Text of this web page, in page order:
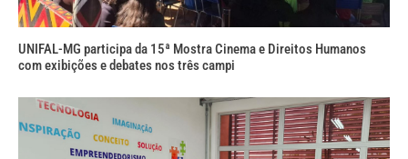
UNIFAL-MG participa da 15ª Mostra Cinema e Direitos Humanos
com exibições e debates nos três campi